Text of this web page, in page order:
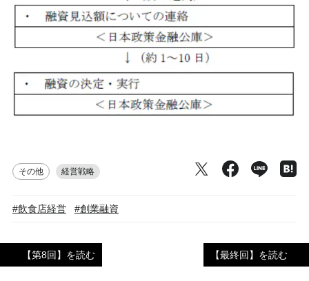
その他 経営戦略
#飲食店経営 #創業融資
【第8回】を読む 【最終回】を読む